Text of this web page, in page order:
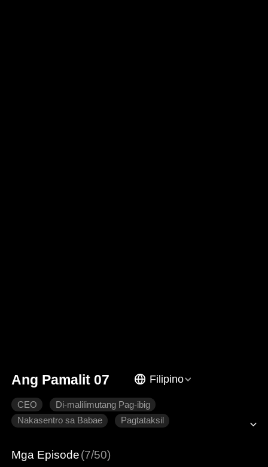
Ang Pamalit 07 Filipino
CEO
Di-malilimutang Pag-ibig
Nakasentro sa Babae
Pagtataksil
Mga Episode(7/50)